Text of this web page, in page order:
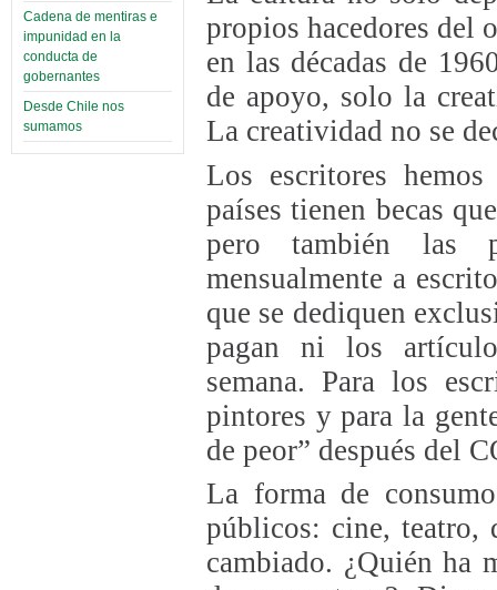
Cadena de mentiras e
impunidad en la
conducta de
gobernantes
Desde Chile nos
sumamos
propios hacedores del
en las décadas de
de apoyo, solo la
La creatividad no se
Los escritores
países tienen becas
pero también las
mensualmente a
que se dediquen
pagan ni los
semana. Para los
pintores y para la
de peor” después del
La forma de
públicos: cine, teatro,
cambiado. ¿Quién ha